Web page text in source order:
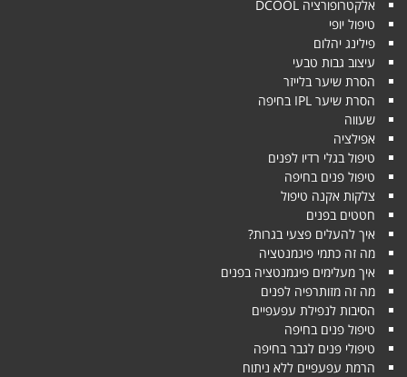
אלקטרופורציה DCOOL
טיפול יופי
פילינג יהלום
עיצוב גבות טבעי
הסרת שיער בלייזר
הסרת שיער IPL בחיפה
שעווה
אפילציה
טיפול בגלי רדיו לפנים
טיפול פנים בחיפה
צלקות אקנה טיפול
חטטים בפנים
איך להעלים פצעי בגרות?
מה זה כתמי פיגמנטציה
איך מעלימים פיגמנטציה בפנים
מה זה מזותרפיה לפנים
הסיבות לנפילת עפעפיים
טיפול פנים בחיפה
טיפולי פנים לגבר בחיפה
הרמת עפעפיים ללא ניתוח